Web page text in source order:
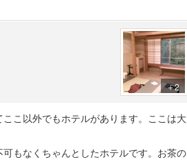
＋2
こ以外でもホテルがあります。ここは大
もなくちゃんとしたホテルです。お茶の